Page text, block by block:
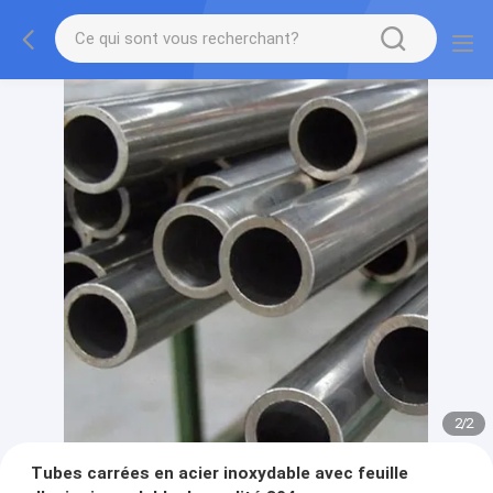
2/2
Tubes carrées en acier inoxydable avec feuille